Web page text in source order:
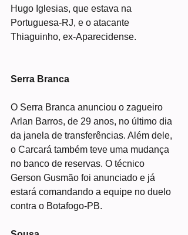
Hugo Iglesias, que estava na
Portuguesa-RJ, e o atacante
Thiaguinho, ex-Aparecidense.
Serra Branca
O Serra Branca anunciou o zagueiro
Arlan Barros, de 29 anos, no último dia
da janela de transferências. Além dele,
o Carcará também teve uma mudança
no banco de reservas. O técnico
Gerson Gusmão foi anunciado e já
estará comandando a equipe no duelo
contra o Botafogo-PB.